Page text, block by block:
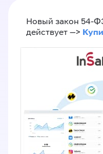
Новый закон 54-
действует —>